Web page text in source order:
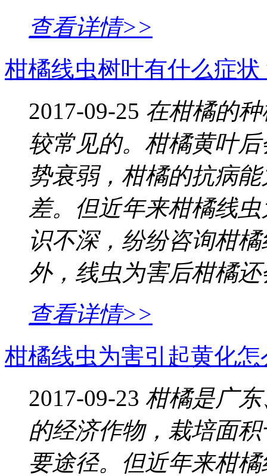
查看详情>>
柑橘线虫树叶有什么症状
2017-09-25 在柑橘的
较常见的。柑橘黄叶
势衰弱，柑橘的抗病
差。但近年来柑橘线
识不深，纷纷咨询柑
外，线虫为害后柑橘
查看详情>>
柑橘线虫为害引起黄化
2017-09-23 柑橘是广
的经济作物，栽培面
要途径。但近年来柑